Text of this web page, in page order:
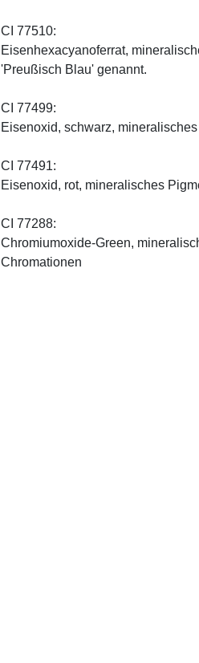
CI 77510:
Eisenhexacyanoferrat,
'Preußisch Blau' genannt.
CI 77499:
Eisenoxid, schwarz,
CI 77491:
Eisenoxid, rot, mineralisches
CI 77288:
Chromiumoxide-Green,
Chromationen